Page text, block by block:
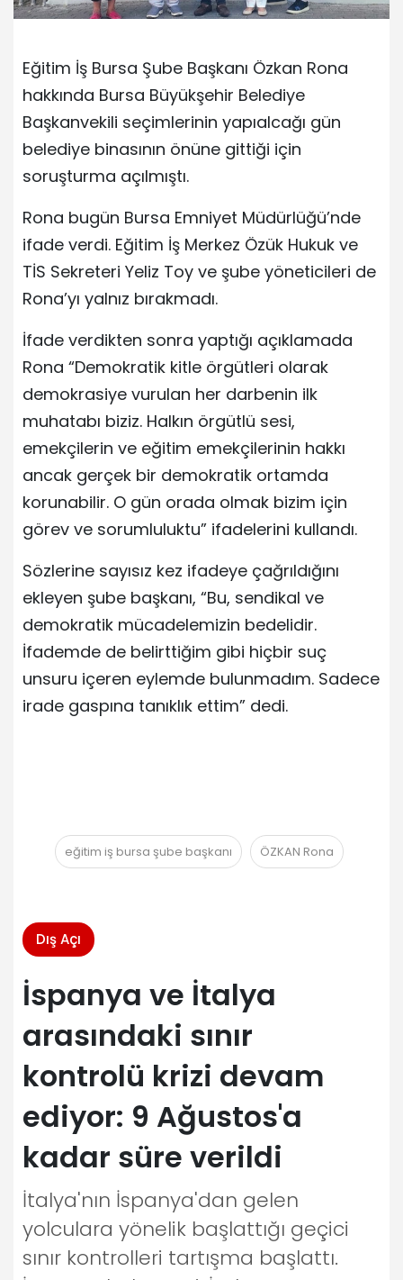
Eğitim İş Bursa Şube Başkanı Özkan Rona
hakkında Bursa Büyükşehir Belediye
Başkanvekili seçimlerinin yapıalcağı gün
belediye binasının önüne gittiği için
soruşturma açılmıştı.
Rona bugün Bursa Emniyet Müdürlüğü’nde
ifade verdi. Eğitim İş Merkez Özük Hukuk ve
TİS Sekreteri Yeliz Toy ve şube yöneticileri de
Rona’yı yalnız bırakmadı.
İfade verdikten sonra yaptığı açıklamada
Rona “Demokratik kitle örgütleri olarak
demokrasiye vurulan her darbenin ilk
muhatabı biziz. Halkın örgütlü sesi,
emekçilerin ve eğitim emekçilerinin hakkı
ancak gerçek bir demokratik ortamda
korunabilir. O gün orada olmak bizim için
görev ve sorumluluktu” ifadelerini kullandı.
Sözlerine sayısız kez ifadeye çağrıldığını
ekleyen şube başkanı, “Bu, sendikal ve
demokratik mücadelemizin bedelidir.
İfademde de belirttiğim gibi hiçbir suç
unsuru içeren eylemde bulunmadım. Sadece
irade gaspına tanıklık ettim” dedi.
eğitim iş bursa şube başkanı ÖZKAN Rona
Dış Açı
İspanya ve İtalya
arasındaki sınır
kontrolü krizi devam
ediyor: 9 Ağustos'a
kadar süre verildi
İtalya'nın İspanya'dan gelen
yolculara yönelik başlattığı geçici
sınır kontrolleri tartışma başlattı.